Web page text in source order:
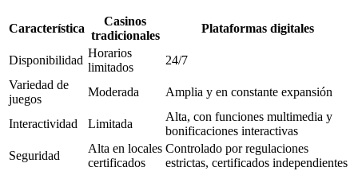
Característica
Casinos
tradicionales
Plataformas digitales
Disponibilidad
Horarios
limitados
24/7
Variedad de
juegos
Moderada Amplia y en constante expansión
Interactividad Limitada
Alta, con funciones multimedia y
bonificaciones interactivas
Seguridad
Alta en locales
certificados
Controlado por regulaciones
estrictas, certificados independientes